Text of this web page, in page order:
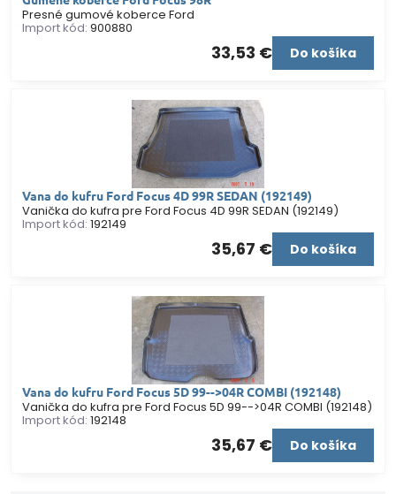
Presné gumové koberce Ford
Import kód: 900880
33,53 € Do košíka
Vana do kufru Ford Focus 4D 99R SEDAN (192149)
Vanička do kufra pre Ford Focus 4D 99R SEDAN (192149)
Import kód: 192149
35,67 € Do košíka
Vana do kufru Ford Focus 5D 99-->04R COMBI (192148)
Vanička do kufra pre Ford Focus 5D 99-->04R COMBI (192148)
Import kód: 192148
35,67 € Do košíka